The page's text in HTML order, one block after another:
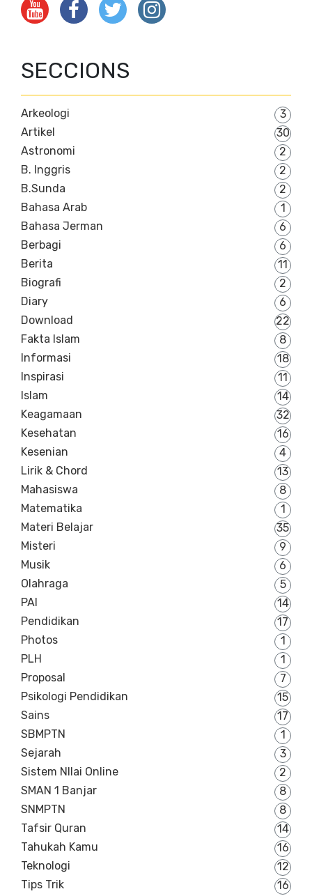
SECCIONS
Arkeologi
3
Artikel
30
Astronomi
2
B. Inggris
2
B.Sunda
2
Bahasa Arab
1
Bahasa Jerman
6
Berbagi
6
Berita
11
Biografi
2
Diary
6
Download
22
Fakta Islam
8
Informasi
18
Inspirasi
11
Islam
14
Keagamaan
32
Kesehatan
16
Kesenian
4
Lirik & Chord
13
Mahasiswa
8
Matematika
1
Materi Belajar
35
Misteri
9
Musik
6
Olahraga
5
PAI
14
Pendidikan
17
Photos
1
PLH
1
Proposal
7
Psikologi Pendidikan
15
Sains
17
SBMPTN
1
Sejarah
3
Sistem NIlai Online
2
SMAN 1 Banjar
8
SNMPTN
8
Tafsir Quran
14
Tahukah Kamu
16
Teknologi
12
Tips Trik
16